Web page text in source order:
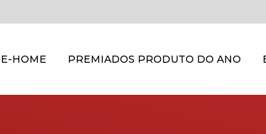
E-HOME PREMIADOS PRODUTO DO ANO